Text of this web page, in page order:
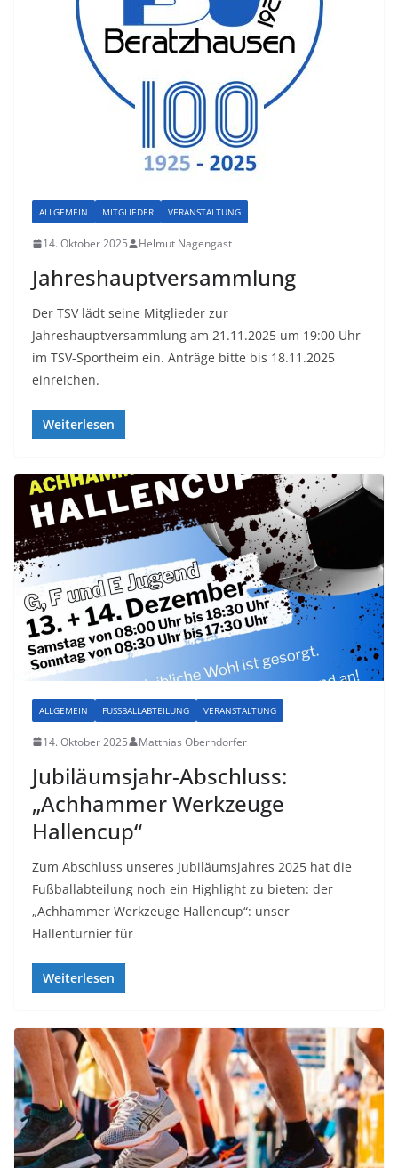
ALLGEMEIN MITGLIEDER VERANSTALTUNG
14. Oktober 2025 Helmut Nagengast
Jahreshauptversammlung
Der TSV lädt seine Mitglieder zur
Jahreshauptversammlung am 21.11.2025 um 19:00 Uhr
im TSV-Sportheim ein. Anträge bitte bis 18.11.2025
einreichen.
Weiterlesen
ALLGEMEIN FUSSBALLABTEILUNG VERANSTALTUNG
14. Oktober 2025 Matthias Oberndorfer
Jubiläumsjahr-Abschluss:
„Achhammer Werkzeuge
Hallencup“
Zum Abschluss unseres Jubiläumsjahres 2025 hat die
Fußballabteilung noch ein Highlight zu bieten: der
„Achhammer Werkzeuge Hallencup“: unser
Hallenturnier für
Weiterlesen